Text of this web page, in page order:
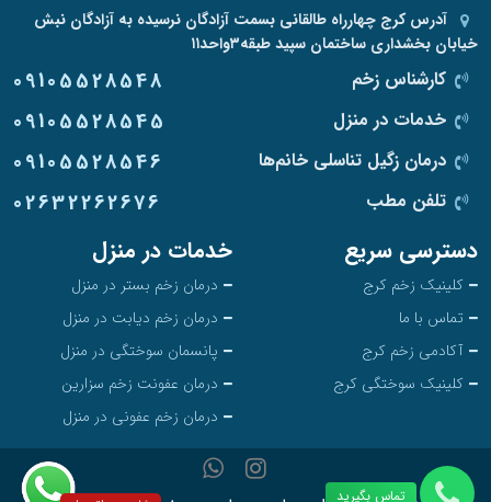
خدمات در منزل
درمان زخم بستر در منزل
درمان زخم دیابت در منزل
پانسمان سوختگی در منزل
درمان عفونت زخم سزارین
درمان زخم عفونی در منزل
دسترسی سریع
کلینیک زخم کرج
تماس با ما
آکادمی زخم کرج
کلینیک سوختگی کرج
آدرس کرج چهارراه طالقانی بسمت آزادگان نرسیده به آزادگان نبش
خیابان بخشداری ساختمان سپید طبقه۳واحد۱۱
کارشناس زخم 09105528548
خدمات در منزل 09105528545
درمان زگیل تناسلی خانم‌ها 09105528546
تلفن مطب 02632262676
تماس بگیرید